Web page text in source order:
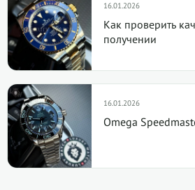
16.01.2026
Как проверить
получении
16.01.2026
Omega